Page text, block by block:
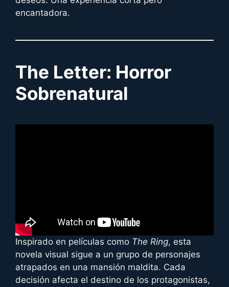
encantadora.
The Letter: Horror
Sobrenatural
Inspirado en películas como The Ring, esta
novela visual sigue a un grupo de personajes
atrapados en una mansión maldita. Cada
decisión afecta el destino de los protagonistas,